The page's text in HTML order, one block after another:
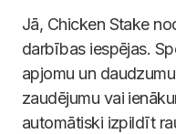
Jā, Chicken Stake
darbības iespējas.
apjomu un
zaudējumu vai
automātiski izpildīt